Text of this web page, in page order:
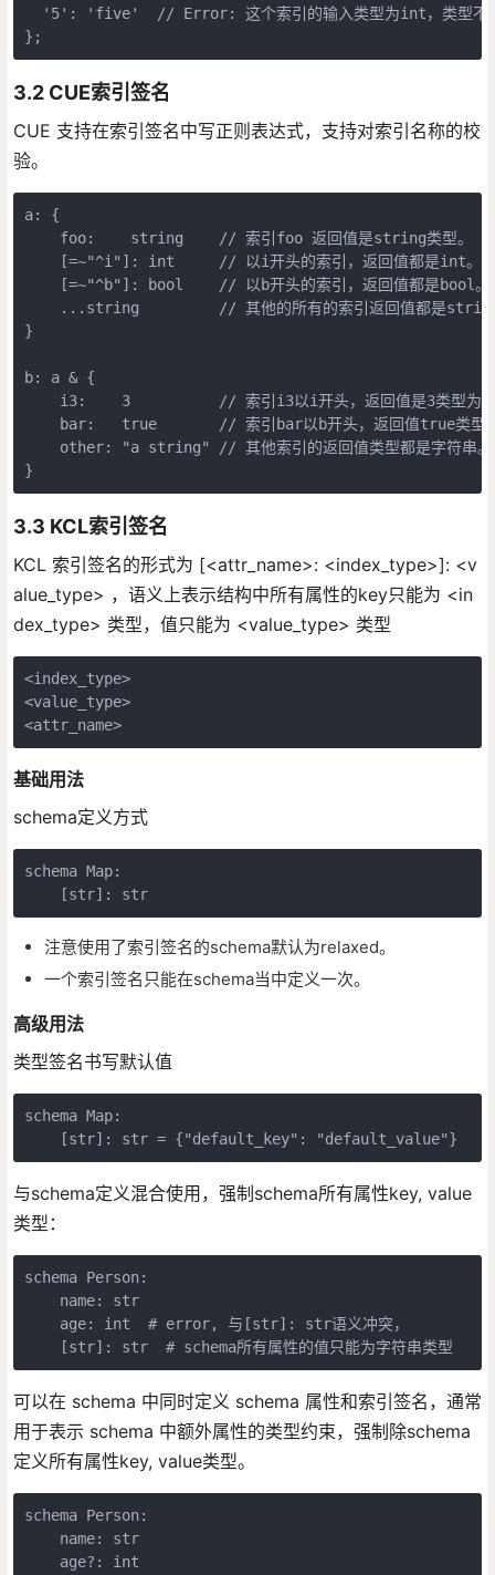
'5': 'five'  // Error: 这个索引的输入类型为int，类型不
};
3.2 CUE索引签名
CUE 支持在索引签名中写正则表达式，支持对索引名称的校
验。
a: {
    foo:    string    // 索引foo 返回值是string类型。
    [=~"^i"]: int     // 以i开头的索引，返回值都是int。
    [=~"^b"]: bool    // 以b开头的索引，返回值都是bool。
...string         // 其他的所有的索引返回值都是
}
b: a & {
i3:    3          // 索引i3以i开头，返回值是3类型为
bar:   true       // 索引bar以b开头，返回值true类型
    other: "a string" // 其他索引的返回值类型都是字符串。
}
3.3 KCL索引签名
KCL 索引签名的形式为 [<attr_name>: <index_type>]: <v
alue_type> ，语义上表示结构中所有属性的key只能为 <in
dex_type> 类型，值只能为 <value_type> 类型
<index_type>
<value_type>
<attr_name>
基础用法
schema定义方式
schema Map:
    [str]: str
注意使用了索引签名的schema默认为relaxed。
一个索引签名只能在schema当中定义一次。
高级用法
类型签名书写默认值
schema Map:
    [str]: str = {"default_key": "default_value"}
与schema定义混合使用，强制schema所有属性key, value
类型：
schema Person:
    name: str
    age: int  # error, 与[str]: str语义冲突，
    [str]: str  # schema所有属性的值只能为字符串类型
可以在 schema 中同时定义 schema 属性和索引签名，通常
用于表示 schema 中额外属性的类型约束，强制除schema
定义所有属性key, value类型。
schema Person:
    name: str
    age?: int